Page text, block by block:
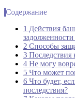
Содержание
1 Действия
2 Способы
3 Последствия
4 Не могу
5 Что может
6 Что будет,
последствия?